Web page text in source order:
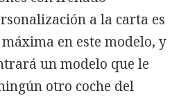
a la carta es
en este modelo, y
un modelo que le
otro coche del